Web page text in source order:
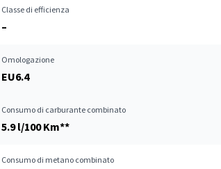
Classe di efficienza
–
Omologazione
EU6.4
Consumo di carburante combinato
5.9 l/100 Km**
Consumo di metano combinato